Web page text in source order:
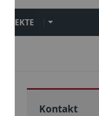
PROJEKTE
Kontakt